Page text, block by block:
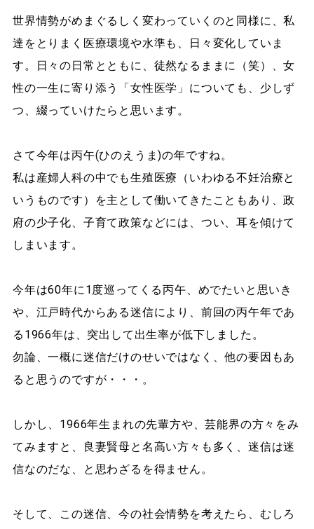
世界情勢がめまぐるしく変わっていくのと同様に、私
達をとりまく医療環境や水準も、日々変化していま
す。日々の日常とともに、徒然なるままに（笑）、女
性の一生に寄り添う「女性医学」についても、少しず
つ、綴っていけたらと思います。
さて今年は丙午(ひのえうま)の年ですね。
私は産婦人科の中でも生殖医療（いわゆる不妊治療と
いうものです）を主として働いてきたこともあり、政
府の少子化、子育て政策などには、つい、耳を傾けて
しまいます。
今年は60年に1度巡ってくる丙午、めでたいと思いき
や、江戸時代からある迷信により、前回の丙午年であ
る1966年は、突出して出生率が低下しました。
勿論、一概に迷信だけのせいではなく、他の要因もあ
ると思うのですが・・・。
しかし、1966年生まれの先輩方や、芸能界の方々をみ
てみますと、良妻賢母と名高い方々も多く、迷信は迷
信なのだな、と思わざるを得ません。
そして、この迷信、今の社会情勢を考えたら、むしろ